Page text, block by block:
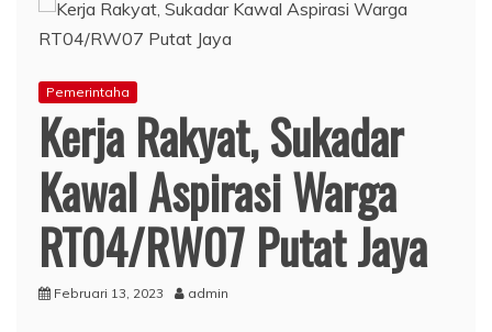
Pemerintaha
Kerja Rakyat, Sukadar
Kawal Aspirasi Warga
RT04/RW07 Putat Jaya
Februari 13, 2023 admin